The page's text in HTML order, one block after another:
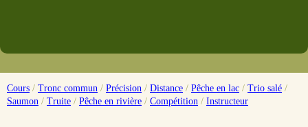
Cours / Tronc commun / Précision / Distance / Pêche en lac / Trio salé /
Saumon / Truite / Pêche en rivière / Compétition / Instructeur